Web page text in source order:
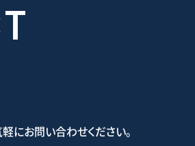
にお問い合わせください。